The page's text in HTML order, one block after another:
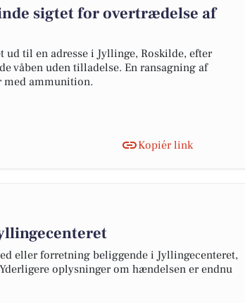
sigtet for overtrædelse af
til en adresse i Jyllinge, Roskilde, efter
våben uden tilladelse. En ransagning af
ammunition.
Kopiér link
eller forretning beliggende i Jyllingecenteret,
oplysninger om hændelsen er endnu